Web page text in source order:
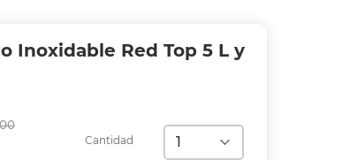
Inoxidable Red Top 5 L y
Cantidad
00